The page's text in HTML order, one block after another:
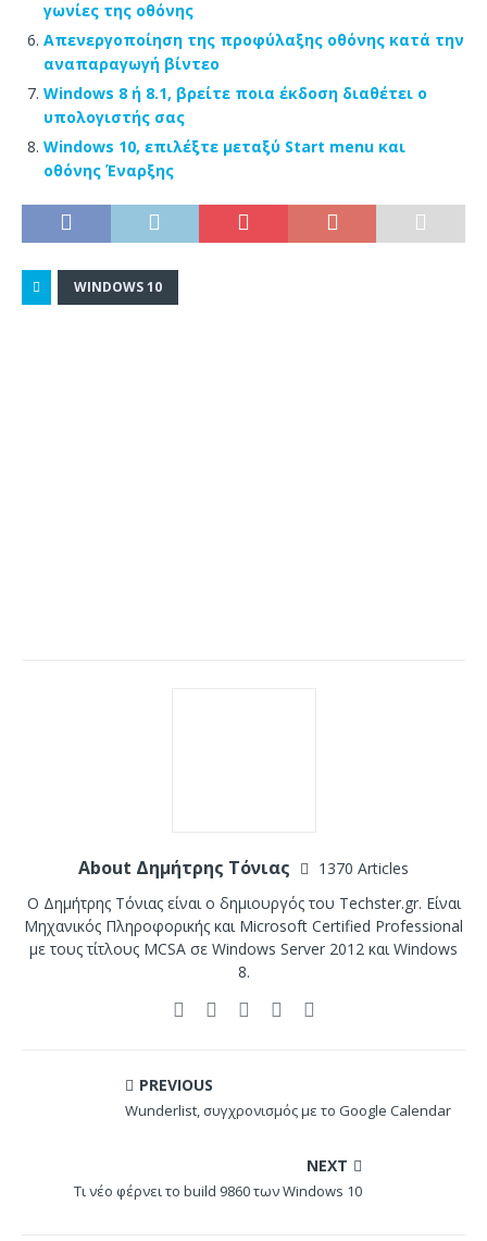
γωνίες της οθόνης
Απενεργοποίηση της προφύλαξης οθόνης κατά την
αναπαραγωγή βίντεο
Windows 8 ή 8.1, βρείτε ποια έκδοση διαθέτει ο
υπολογιστής σας
Windows 10, επιλέξτε μεταξύ Start menu και
οθόνης Έναρξης
WINDOWS 10
About Δημήτρης Τόνιας
1370 Articles
Ο Δημήτρης Τόνιας είναι ο δημιουργός του Techster.gr. Είναι
Μηχανικός Πληροφορικής και Microsoft Certified Professional
με τους τίτλους MCSA σε Windows Server 2012 και Windows
8.
PREVIOUS
Wunderlist, συγχρονισμός με το Google Calendar
NEXT
Τι νέο φέρνει το build 9860 των Windows 10